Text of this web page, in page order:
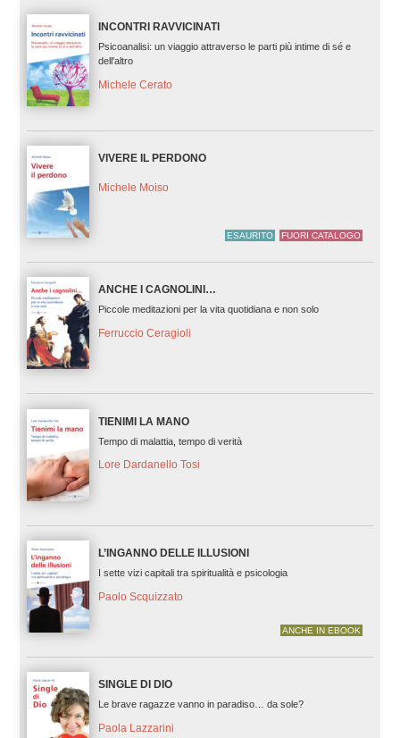
INCONTRI RAVVICINATI
Psicoanalisi: un viaggio attraverso le parti più intime di sé e
dell'altro
Michele Cerato
VIVERE IL PERDONO
Michele Moiso
ESAURITO FUORI CATALOGO
ANCHE I CAGNOLINI…
Piccole meditazioni per la vita quotidiana e non solo
Ferruccio Ceragioli
TIENIMI LA MANO
Tempo di malattia, tempo di verità
Lore Dardanello Tosi
L’INGANNO DELLE ILLUSIONI
I sette vizi capitali tra spiritualità e psicologia
Paolo Scquizzato
ANCHE IN EBOOK
SINGLE DI DIO
Le brave ragazze vanno in paradiso… da sole?
Paola Lazzarini